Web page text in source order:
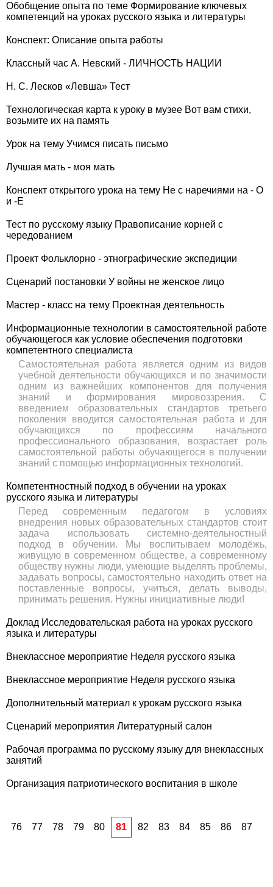
Обобщение опыта по теме Формирование ключевых
компетенций на уроках русского языка и литературы
Конспект: Описание опыта работы
Классный час А. Невский - ЛИЧНОСТЬ НАЦИИ
Н. С. Лесков «Левша» Тест
Технологическая карта к уроку в музее Вот вам стихи,
возьмите их на память
Урок на тему Учимся писать письмо
Лучшая мать - моя мать
Конспект открытого урока на тему Не с наречиями на - О
и -Е
Тест по русскому языку Правописание корней с
чередованием
Проект Фольклорно - этнографические экспедиции
Cценарий постановки У войны не женское лицо
Мастер - класс на тему Проектная деятельность
Информационные технологии в самостоятельной работе
обучающегося как условие обеспечения подготовки
компетентного специалиста
Самостоятельная работа является одним из видов
учебной деятельности обучающихся и по значимости
одним из важнейших компонентов для получения
знаний и формирования мировоззрения. С
введением образовательных стандартов третьего
поколения вводится самостоятельная работа и для
обучающихся по профессиям начального
профессионального образования, возрастает роль
самостоятельной работы обучающегося в получении
знаний с помощью информационных технологий.
Компетентностный подход в обучении на уроках
русского языка и литературы
Перед современным педагогом в условиях
внедрения новых образовательных стандартов стоит
задача использовать системно-деятельностный
подход в обучении. Мы воспитываем молодёжь,
живущую в современном обществе, а современному
обществу нужны люди, умеющие выделять проблемы,
задавать вопросы, самостоятельно находить ответ на
поставленные вопросы, учиться, делать выводы,
принимать решения. Нужны инициативные люди!
Доклад Исследовательская работа на уроках русского
языка и литературы
Внеклассное мероприятие Неделя русского языка
Внеклассное мероприятие Неделя русского языка
Дополнительный материал к урокам русского языка
Сценарий мероприятия Литературный салон
Рабочая программа по русскому языку для внеклассных
занятий
Организация патриотического воспитания в школе
76 77 78 79 80 81 82 83 84 85 86 87